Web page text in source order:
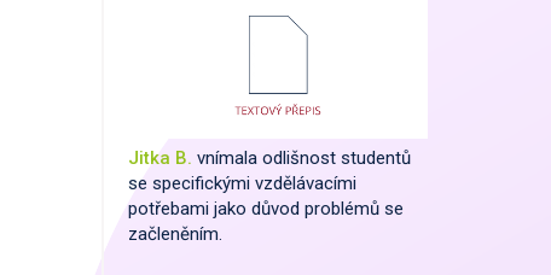
Jitka B. vnímala odlišnost studentů
se specifickými vzdělávacími
potřebami jako důvod problémů se
začleněním.